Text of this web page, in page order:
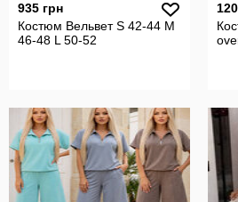
935 грн
Костюм Вельвет S 42-44 M
46-48 L 50-52